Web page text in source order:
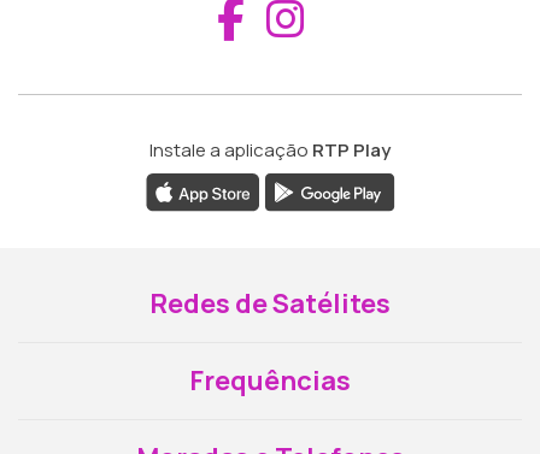
Aceder ao
Instale a aplicação RTP Play
Redes de Satélites
Frequências